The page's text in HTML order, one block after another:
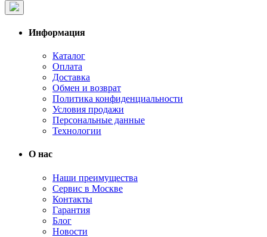
Информация
Каталог
Оплата
Доставка
Обмен и возврат
Политика конфиденциальности
Условия продажи
Персональные данные
Технологии
О нас
Наши преимущества
Сервис в Москве
Контакты
Гарантия
Блог
Новости